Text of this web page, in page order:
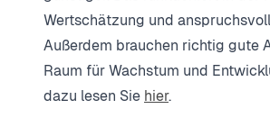
Wertschätzung und
Außerdem brauchen richtig gute
Raum für Wachstum und
dazu lesen Sie hier.